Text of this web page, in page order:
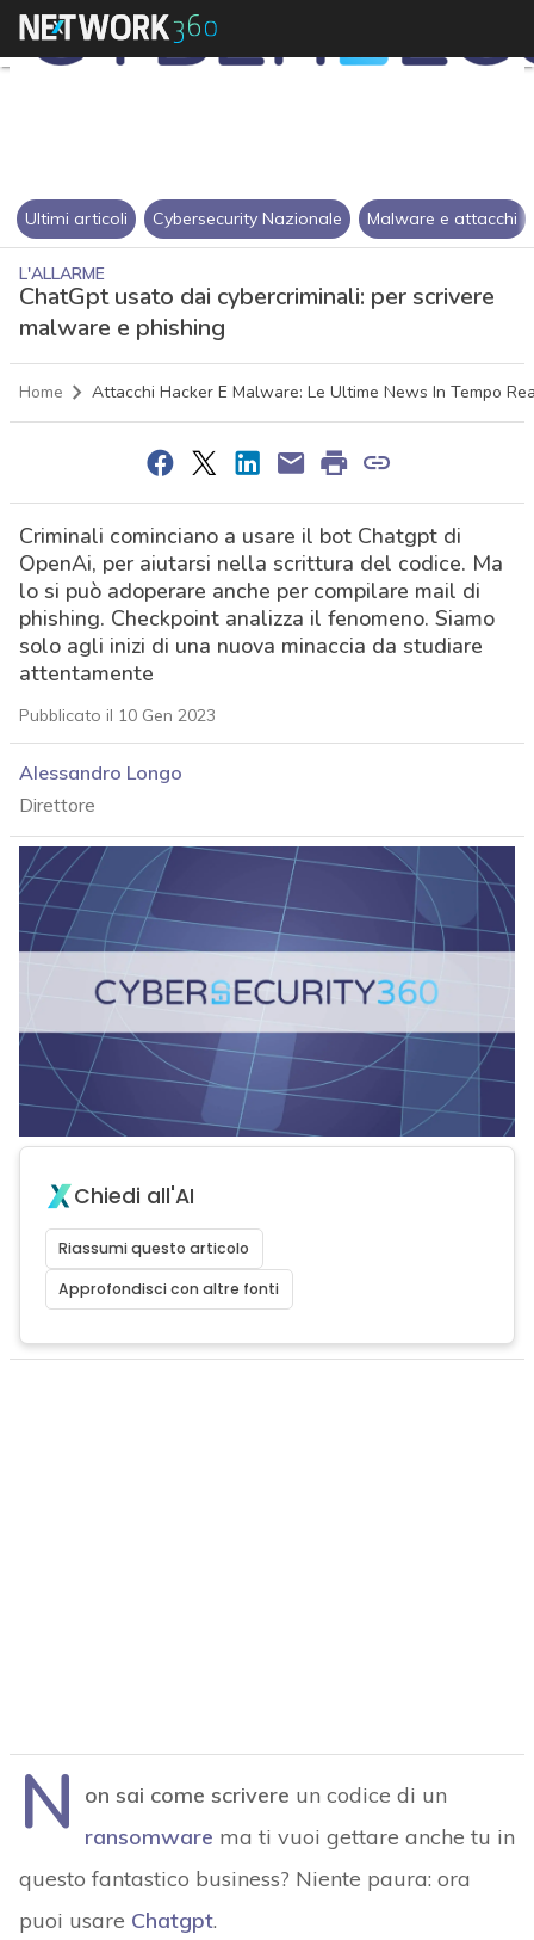
Ultimi articoli Cybersecurity Nazionale Malware e attacchi
L'ALLARME
ChatGpt usato dai cybercriminali: per scrivere
malware e phishing
Home Attacchi Hacker E Malware: Le Ultime News In Tempo
Criminali cominciano a usare il bot Chatgpt di
OpenAi, per aiutarsi nella scrittura del codice. Ma
lo si può adoperare anche per compilare mail di
phishing. Checkpoint analizza il fenomeno. Siamo
solo agli inizi di una nuova minaccia da studiare
attentamente
Pubblicato il 10 Gen 2023
Alessandro Longo
Direttore
Chiedi all'AI
Riassumi questo articolo
Approfondisci con altre fonti
N on sai come scrivere un codice di un
ransomware ma ti vuoi gettare anche tu in
questo fantastico business? Niente paura: ora
puoi usare Chatgpt.